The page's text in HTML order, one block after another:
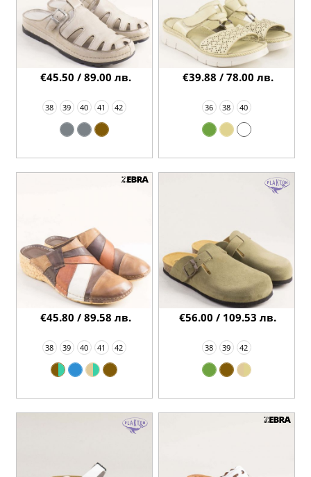
38 39 40 41 42
€45.50 / 89.00 лв.
36 38 40
€39.88 / 78.00 лв.
38 39 40 41 42
€45.80 / 89.58 лв.
38 39 42
€56.00 / 109.53 лв.